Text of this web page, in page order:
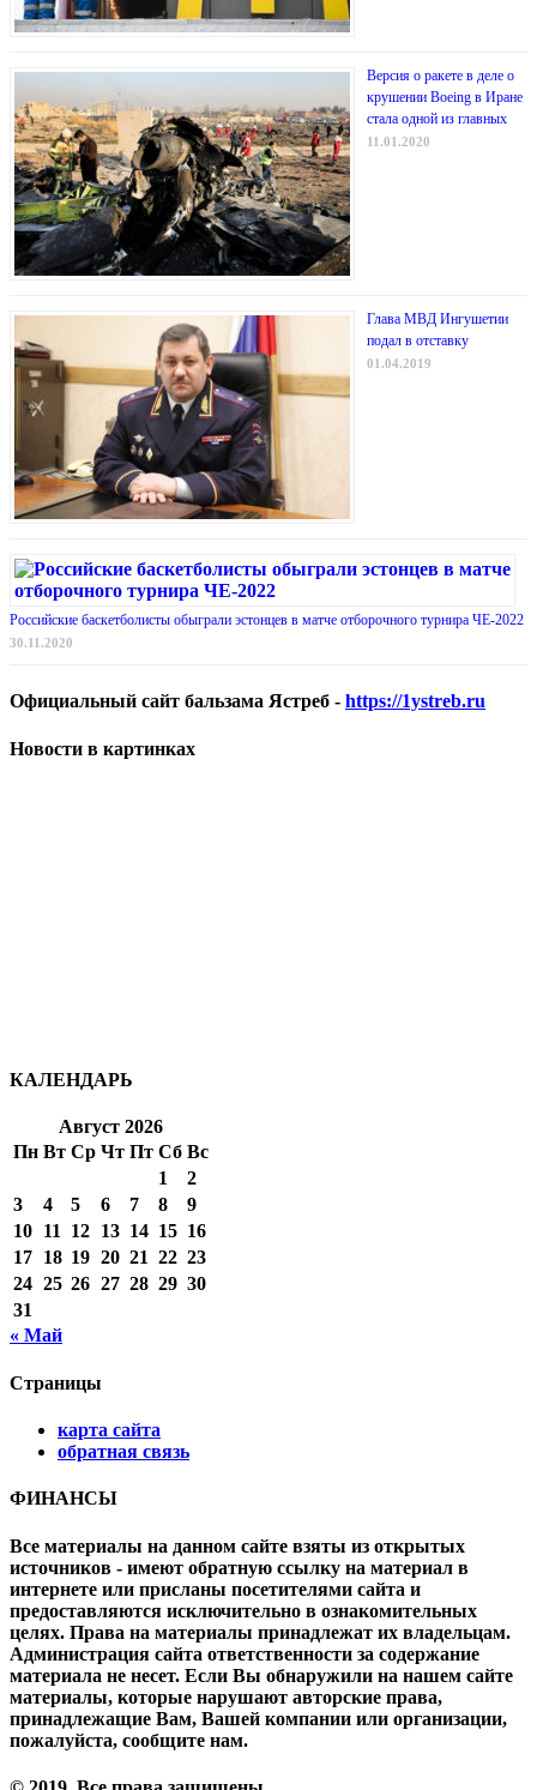
Версия о ракете в деле о
крушении Boeing в Иране
стала одной из главных
11.01.2020
Глава МВД Ингушетии
подал в отставку
01.04.2019
Российские баскетболисты обыграли эстонцев в матче отборочного турнира ЧЕ-2022
30.11.2020
Официальный сайт бальзама Ястреб - https://1ystreb.ru
Новости в картинках
КАЛЕНДАРЬ
Август 2026
Пн Вт Ср Чт Пт Сб Вс
1
2
3
4 5 6 7 8
9
10 11 12 13 14 15 16
17 18 19 20 21 22 23
24 25 26 27 28 29 30
31
« Май
Страницы
карта сайта
обратная связь
ФИНАНСЫ
Все материалы на данном сайте взяты из открытых
источников - имеют обратную ссылку на материал в
интернете или присланы посетителями сайта и
предоставляются исключительно в ознакомительных
целях. Права на материалы принадлежат их владельцам.
Администрация сайта ответственности за содержание
материала не несет. Если Вы обнаружили на нашем сайте
материалы, которые нарушают авторские права,
принадлежащие Вам, Вашей компании или организации,
пожалуйста, сообщите нам.